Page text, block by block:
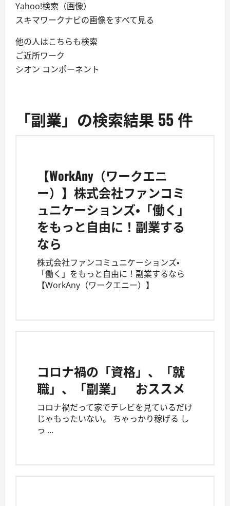
Yahoo!検索（画像）
スキマワークナビの画像をすべて見る
他の人はこちらも検索
ご近所ワーク
シオン コンポーネント
「副業」の検索結果 55 件
【WorkAny（ワークエニ
ー）】株式会社ファンコミ
ュニケーションズ・「働く」
をもっと自由に！副業する
なら
株式会社ファンコミュニケーションズ・
「働く」をもっと自由に！副業するなら
【WorkAny（ワークエニー）】
コロナ禍の「資格」、「就
職」、「副業」 おススメ
コロナ禍だって家でテレビを見ているだけ
じゃもったいない。 ちゃっかり稼げる し
っ …